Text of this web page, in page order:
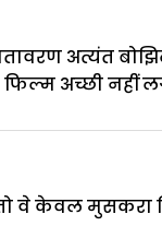
अत्यंत
अच्छी नहीं
वे केवल मुसकरा